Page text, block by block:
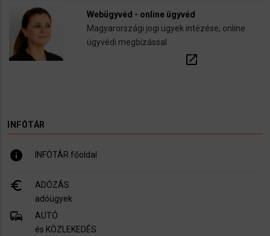
Webügyvéd - online ügyvéd
Magyarországi jogi ügyek intézése, online
ügyvédi megbízással
open_in_new
INFÓTÁR
info INFÓTÁR főoldal
euro_symbol
ADÓZÁS
adóügyek
commute
AUTÓ
és KÖZLEKEDÉS